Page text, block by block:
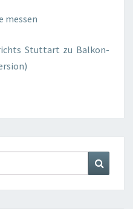
messen
Stuttart zu Balkon-